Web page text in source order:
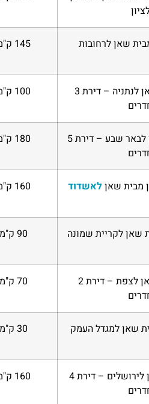
שאן לרחובות 145 ק"מ
הובלה מבית שאן לנתניה – דירת 3
100 ק"מ
הובלה מבית שאן לבאר שבע – דירת 5
180 ק"מ
מבית שאןלאשדוד 160 ק"מ
שאן לקריית שמונה 90 ק"מ
מעבר מבית שאן לצפת – דירת 2
70 ק"מ
שאן למגדל העמק 30 ק"מ
הובלה מבית שאן לירושלים – דירת 4
160 ק"מ